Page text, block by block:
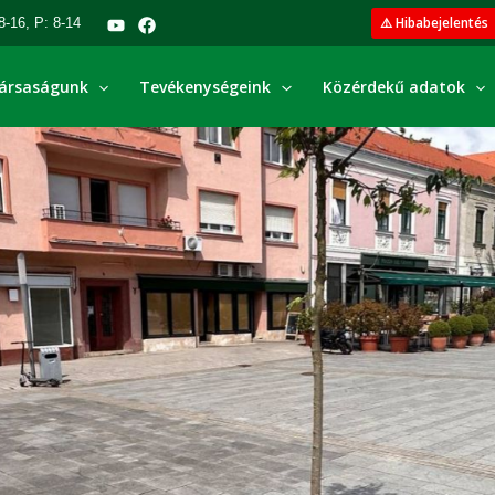
16, P: 8-14 ⚠️ Hibabejelentés
Tevékenységeink Közérdekű adatok